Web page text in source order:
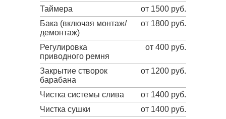
Таймера
от 1500 руб.
Бака (включая монтаж/
демонтаж)
от 1800 руб.
Регулировка
приводного ремня
от 400 руб.
Закрытие створок
барабана
от 1200 руб.
Чистка системы слива
от 1400 руб.
Чистка сушки
от 1400 руб.